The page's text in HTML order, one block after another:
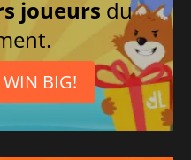
joueurs du
BIG!